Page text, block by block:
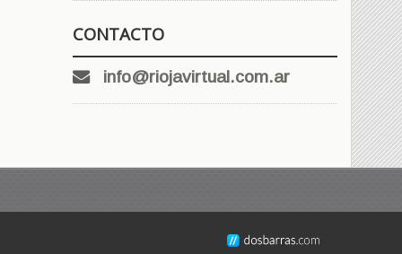
CONTACTO
info@riojavirtual.com.ar